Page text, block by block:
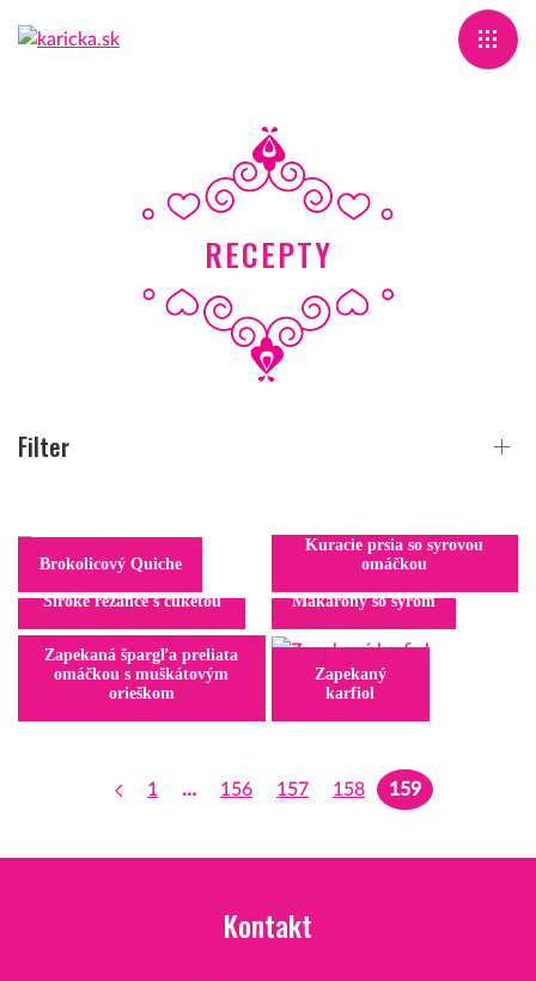
RECEPTY
Filter
Brokolicový Quiche
Kuracie prsia so syrovou
omáčkou
Široké rezance s cuketou Makaróny so syrom
Zapekaná špargľa preliata
omáčkou s muškátovým
orieškom
Zapekaný
karfiol
1 … 156 157 158 159
Kontakt